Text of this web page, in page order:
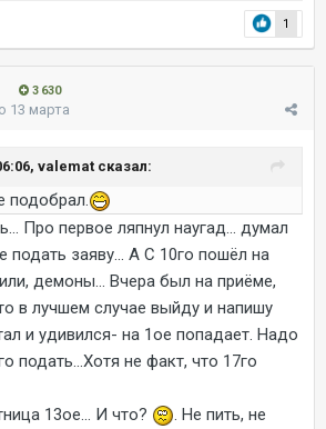
1
3 630
13 марта
valemat сказал:
подобрал.
Про первое ляпнул наугад... думал
подать заяву... А С 10го пошёл на
демоны... Вчера был на приёме,
в лучшем случае выйду и напишу
и удивился- на 1ое попадает. Надо
подать...Хотя не факт, что 17го
13ое... И что?
. Не пить, не